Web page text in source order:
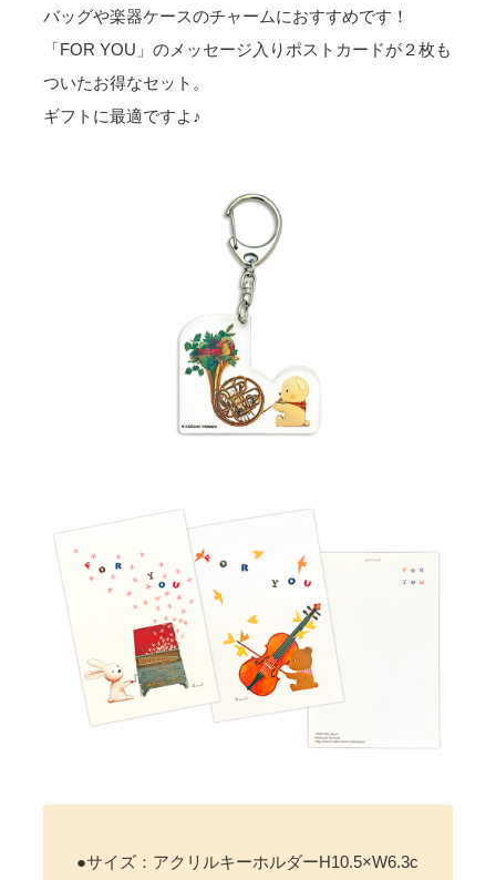
バッグや楽器ケースのチャームにおすすめです！
「FOR YOU」のメッセージ入りポストカードが２枚も
ついたお得なセット。
ギフトに最適ですよ♪
●サイズ：アクリルキーホルダーH10.5×W6.3c